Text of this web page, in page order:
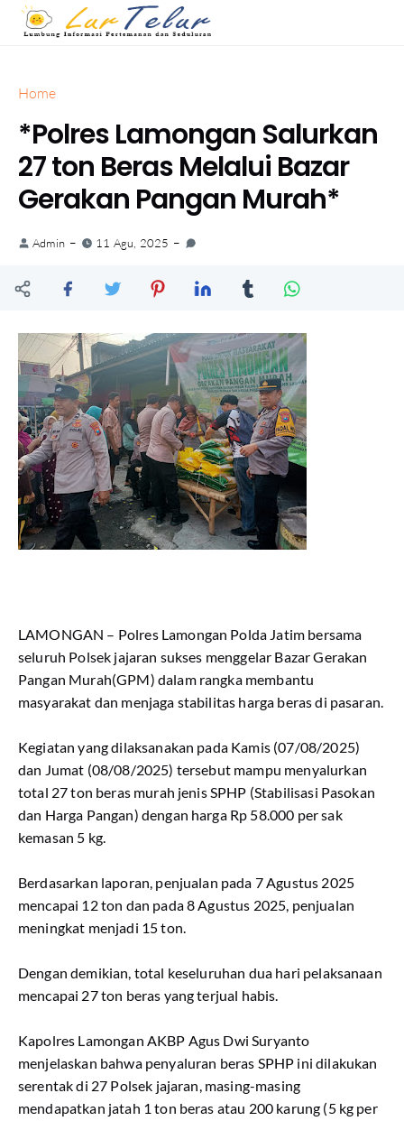
Home
*Polres Lamongan Salurkan
27 ton Beras Melalui Bazar
Gerakan Pangan Murah*
Admin 11 Agu, 2025
LAMONGAN – Polres Lamongan Polda Jatim bersama
seluruh Polsek jajaran sukses menggelar Bazar Gerakan
Pangan Murah(GPM) dalam rangka membantu
masyarakat dan menjaga stabilitas harga beras di pasaran.
Kegiatan yang dilaksanakan pada Kamis (07/08/2025)
dan Jumat (08/08/2025) tersebut mampu menyalurkan
total 27 ton beras murah jenis SPHP (Stabilisasi Pasokan
dan Harga Pangan) dengan harga Rp 58.000 per sak
kemasan 5 kg.
Berdasarkan laporan, penjualan pada 7 Agustus 2025
mencapai 12 ton dan pada 8 Agustus 2025, penjualan
meningkat menjadi 15 ton.
Dengan demikian, total keseluruhan dua hari pelaksanaan
mencapai 27 ton beras yang terjual habis.
Kapolres Lamongan AKBP Agus Dwi Suryanto
menjelaskan bahwa penyaluran beras SPHP ini dilakukan
serentak di 27 Polsek jajaran, masing-masing
mendapatkan jatah 1 ton beras atau 200 karung (5 kg per